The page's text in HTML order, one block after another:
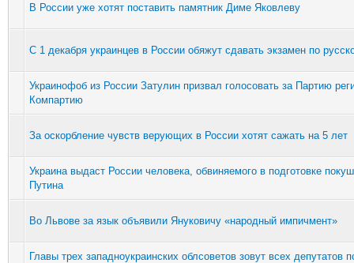
В России уже хотят поставить памятник Диме Яковлеву
С 1 декабря украинцев в России обяжут сдавать экзамен по
Украинофоб из России Затулин призвал голосовать за Партию
Компартию
За оскорбление чувств верующих в России хотят сажать на 5 лет
Украина выдаст России человека, обвиняемого в подготовке
Путина
Во Львове за язык объявили Януковичу «народный импичмент»
Главы трех западноукраинских облсоветов зовут всех депутатов